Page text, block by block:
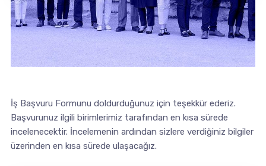
İş Başvuru Formunu doldurduğunuz için teşekkür ederiz.
Başvurunuz ilgili birimlerimiz tarafından en kısa sürede
incelenecektir. İncelemenin ardından sizlere verdiğiniz bilgiler
üzerinden en kısa sürede ulaşacağız.